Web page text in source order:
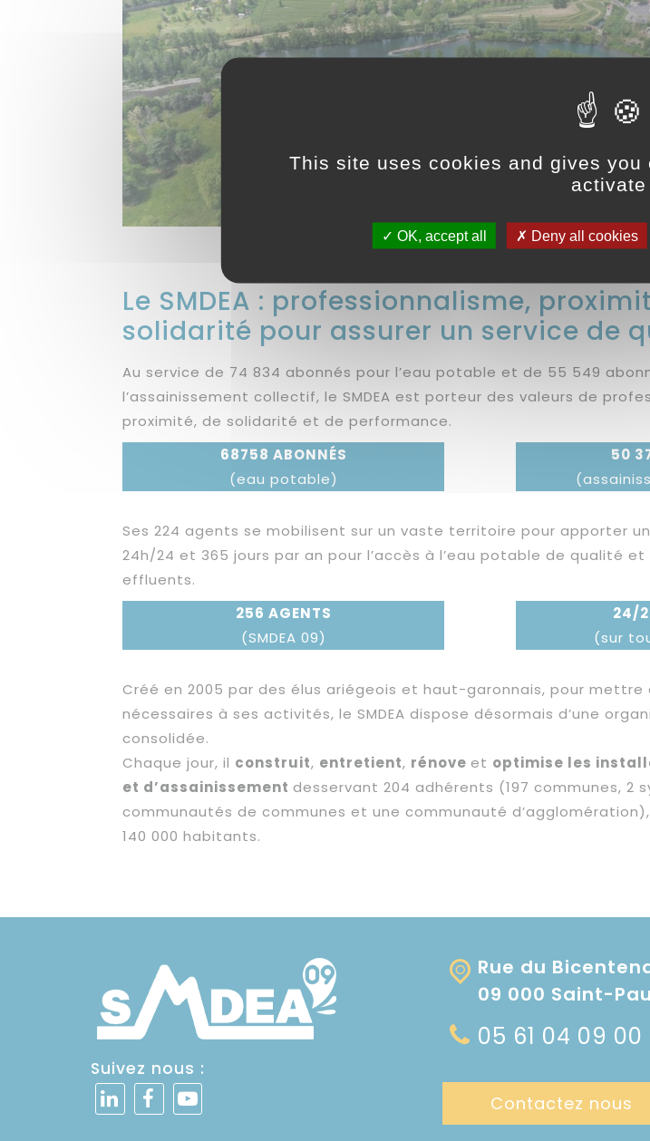
Le SMDEA : professionnalisme,
solidarité pour assurer un service de
Au service de 74 834 abonnés pour l’eau potable et de 55 549
l’assainissement collectif, le SMDEA est porteur des valeurs de
proximité, de solidarité et de performance.
68758 ABONNÉS
(eau potable)
50
Ses 224 agents se mobilisent sur un vaste territoire pour apporter
24h/24 et 365 jours par an pour l’accès à l’eau potable de qualité
effluents.
256 AGENTS
(SMDEA 09)
24/
(sur
Créé en 2005 par des élus ariégeois et haut-garonnais, pour mettre
nécessaires à ses activités, le SMDEA dispose désormais d’une
consolidée.
Chaque jour, il construit, entretient, rénove et optimise les
et d’assainissement desservant 204 adhérents (197 communes, 2
communautés de communes et une communauté
140 000 habitants.
Suivez nous :
Rue du
09 000 Saint-
05 61 04 09 00
Contactez nous
This site uses cookies and gives
activate
OK, accept all Deny all cookies